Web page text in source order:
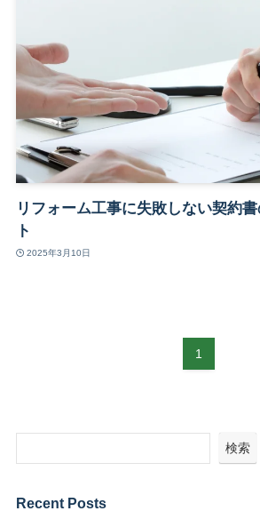
リフォーム工事に失敗しない契約
ト
2025年3月10日
1
検索
Recent Posts